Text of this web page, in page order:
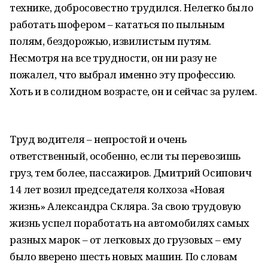
технике, добросовестно трудился. Нелегко было
работать шофером – кататься по пыльным
полям, бездорожью, извилистым путям.
Несмотря на все трудности, он ни разу не
пожалел, что выбрал именно эту профессию.
Хоть и в солидном возрасте, он и сейчас за рулем.
Труд водителя – непростой и очень
ответственный, особенно, если ты перевозишь
груз, тем более, пассажиров. Дмитрий Осипович
14 лет возил председателя колхоза «Новая
жизнь» Александра Скляра. За свою трудовую
жизнь успел поработать на автомобилях самых
разных марок – от легковых до грузовых – ему
было вверено шесть новых машин. По словам